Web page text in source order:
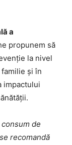
a
propunem să
la nivel
și în
impactului
de
recomandă